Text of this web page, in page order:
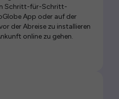
Schritt-für-Schritt-
App oder auf der
der Abreise zu installieren
online zu gehen.